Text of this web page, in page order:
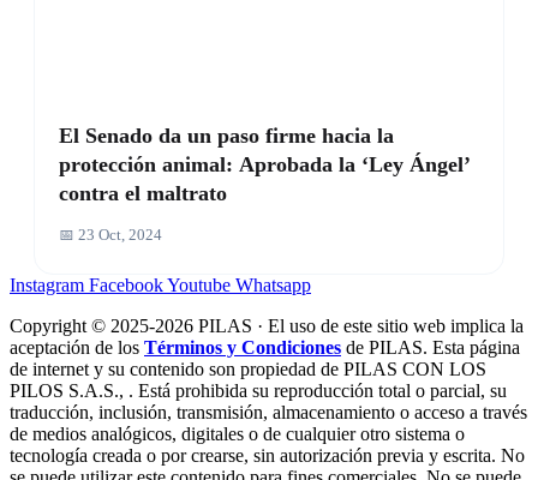
El Senado da un paso firme hacia la
protección animal: Aprobada la ‘Ley Ángel’
contra el maltrato
📅 23 Oct, 2024
Instagram FacebookYoutube Whatsapp
Copyright © 2025-2026 PILAS · El uso de este sitio web implica la
aceptación de los Términos y Condiciones de PILAS. Esta página
de internet y su contenido son propiedad de PILAS CON LOS
PILOS S.A.S., . Está prohibida su reproducción total o parcial, su
traducción, inclusión, transmisión, almacenamiento o acceso a través
de medios analógicos, digitales o de cualquier otro sistema o
tecnología creada o por crearse, sin autorización previa y escrita. No